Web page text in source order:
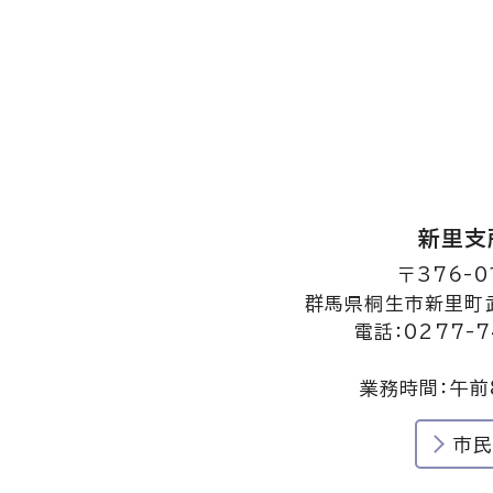
新里支
〒376-
群馬県桐生市新里
電話：0277-
業務時間：午
市